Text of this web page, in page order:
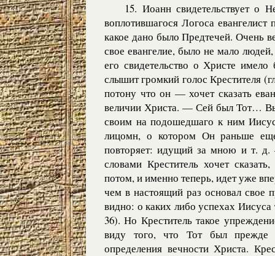
15. Иоанн свидетельствует о
воплотившагося Логоса
какое дано было Предтечей. Очень
свое евангелие, было не мало
его свидетельство о Христе
слышит громкий голос Крестителя
потону что он — хочет сказать
величии Христа. — Сей был Тот…
своим на подошедшаго к ним
лицомн, о котором Он раньше
повторяет: идущий за мною и т.
словами Креститель хочет
потом, и именно теперь, идет уже
чем в настоящий раз основал свое
видно: о каких либо успехах
36). Но Креститель такое
виду того, что Тот был прежде
определения вечности Христа.